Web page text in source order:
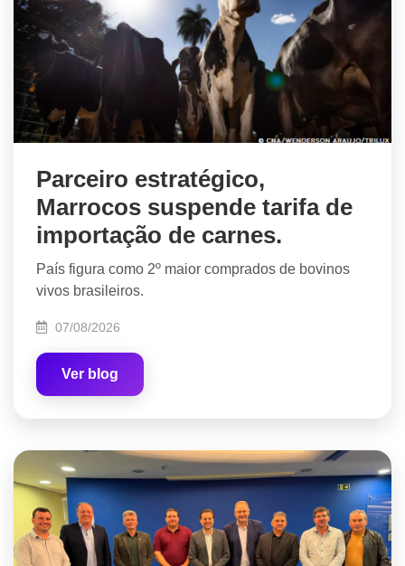
Parceiro estratégico,
Marrocos suspende tarifa de
importação de carnes.
País figura como 2º maior comprados de bovinos
vivos brasileiros.
07/08/2026
Ver blog